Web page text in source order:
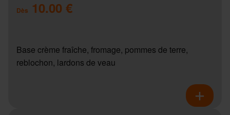
Dès 10.00 €
Base crème fraîche, fromage, pommes de terre,
reblochon, lardons de veau